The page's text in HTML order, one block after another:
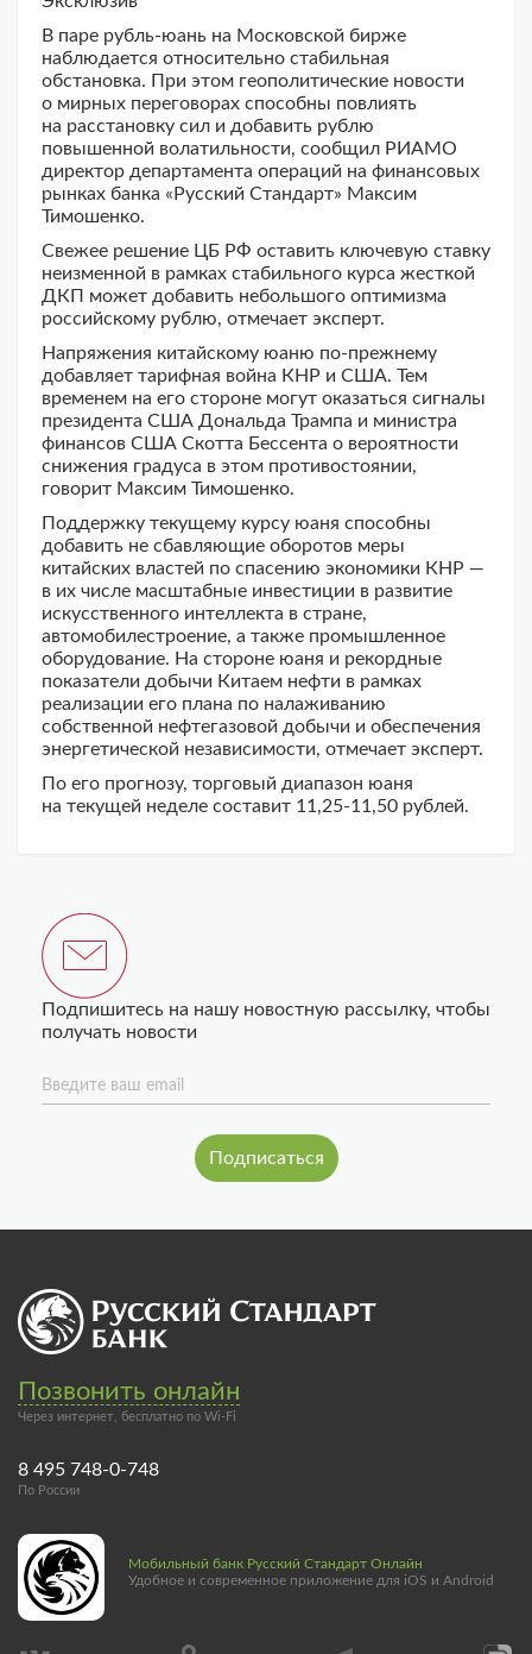
В паре рубль-юань на Московской бирже
наблюдается относительно стабильная
обстановка. При этом геополитические новости
о мирных переговорах способны повлиять
на расстановку сил и добавить рублю
повышенной волатильности, сообщил РИАМО
директор департамента операций на финансовых
рынках банка «Русский Стандарт» Максим
Тимошенко.
Свежее решение ЦБ РФ оставить ключевую ставку
неизменной в рамках стабильного курса жесткой
ДКП может добавить небольшого оптимизма
российскому рублю, отмечает эксперт.
Напряжения китайскому юаню по-прежнему
добавляет тарифная война КНР и США. Тем
временем на его стороне могут оказаться сигналы
президента США Дональда Трампа и министра
финансов США Скотта Бессента о вероятности
снижения градуса в этом противостоянии,
говорит Максим Тимошенко.
Поддержку текущему курсу юаня способны
добавить не сбавляющие оборотов меры
китайских властей по спасению экономики КНР —
в их числе масштабные инвестиции в развитие
искусственного интеллекта в стране,
автомобилестроение, а также промышленное
оборудование. На стороне юаня и рекордные
показатели добычи Китаем нефти в рамках
реализации его плана по налаживанию
собственной нефтегазовой добычи и обеспечения
энергетической независимости, отмечает эксперт.
По его прогнозу, торговый диапазон юаня
на текущей неделе составит 11,25-11,50 рублей.
Подпишитесь на нашу новостную рассылку, чтобы
получать новости
Введите ваш email
Позвонить онлайн
Через интернет, бесплатно по Wi-Fi
8 495 748-0-748
По России
Мобильный банк Русский Стандарт Онлайн
Удобное и современное приложение для iOS и Android